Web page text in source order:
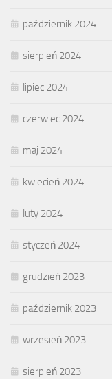
październik 2024
sierpień 2024
lipiec 2024
czerwiec 2024
maj 2024
kwiecień 2024
luty 2024
styczeń 2024
grudzień 2023
październik 2023
wrzesień 2023
sierpień 2023